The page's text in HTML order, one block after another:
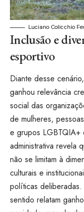
Luciano Colicchio
Inclusão e
esportivo
Diante desse
ganhou relevância
social das
de mulheres,
e grupos LGBTQIA+
administrativa revela
não se limitam à
culturais e
políticas
sentido relatam